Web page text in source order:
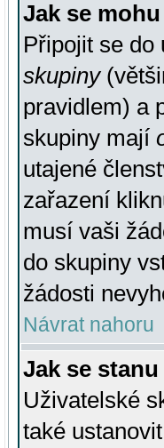
Jak se
Připojit se
skupiny
pravidlem) a
skupiny mají
utajené
zařazení
musí vaši
do skupiny
žádosti
Návrat nahoru
Jak se
Uživatelské
také